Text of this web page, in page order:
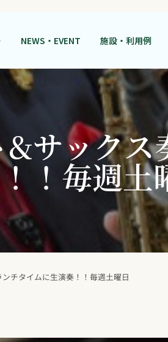
NEWS・EVENT 施設・利用例
サックス
！毎週土
チタイムに生演奏！！毎週土曜日